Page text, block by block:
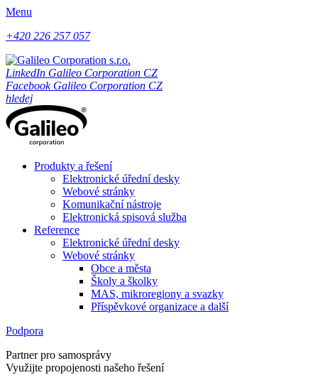
Menu
+420 226 257 057
LinkedIn Galileo Corporation CZ
Facebook Galileo Corporation CZ
hledej
Produkty a řešení
Elektronické úřední desky
Webové stránky
Komunikační nástroje
Elektronická spisová služba
Reference
Elektronické úřední desky
Webové stránky
Obce a města
Školy a školky
MAS, mikroregiony a svazky
Příspěvkové organizace a další
Podpora
Partner pro samosprávy
Využijte propojenosti našeho řešení